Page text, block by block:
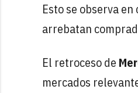
Esto se observa
arrebatan
El retroceso de
mercados